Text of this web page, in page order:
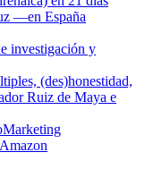
—en España
investigación y
(des)honestidad,
Ruiz de Maya e